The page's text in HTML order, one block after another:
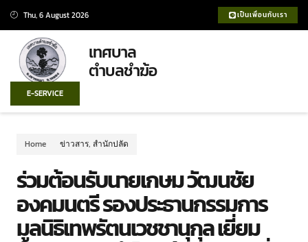
Thu, 6 August 2026 เป็นเพื่อนกับเรา
เทศบาล
ตำบลชำฆ้อ
E-SERVICE
Home ข่าวสาร, สำนักปลัด
ร่วมต้อนรับนายเกษม วัฒนชัย
องคมนตรี รองประธานกรรมการ
มูลนิธิเทพรัตนเวชชานุกุล เยี่ยม